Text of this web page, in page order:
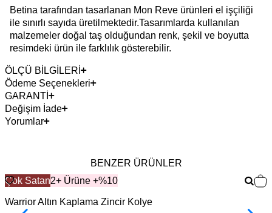
Betina tarafından tasarlanan Mon Reve ürünleri el işçiliği
ile sınırlı sayıda üretilmektedir.Tasarımlarda kullanılan
malzemeler doğal taş olduğundan renk, şekil ve boyutta
resimdeki ürün ile farklılık gösterebilir.
ÖLÇÜ BİLGİLERİ
Ödeme Seçenekleri
GARANTİ
Değişim İade
Yorumlar
BENZER ÜRÜNLER
Çok Satan2+ Ürüne +%10
Warrior Altın Kaplama Zincir Kolye